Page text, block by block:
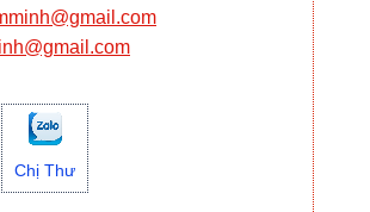
Chị Thư